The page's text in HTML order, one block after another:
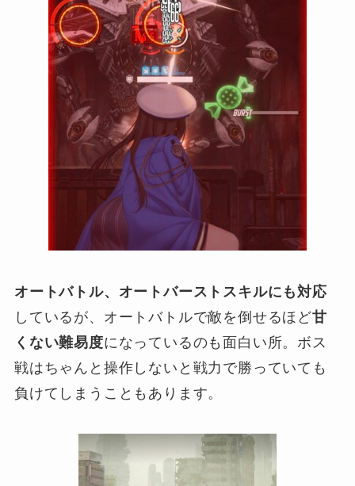
オートバトル、オートバーストスキルにも対応
しているが、オートバトルで敵を倒せるほど甘
くない難易度になっているのも面白い所。ボス
戦はちゃんと操作しないと戦力で勝っていても
負けてしまうこともあります。